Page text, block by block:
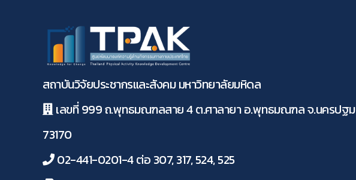
สถาบันวิจัยประชากรและสังคม มหาวิทยาลัยมหิดล
เลขที่ 999 ถ.พุทธมณฑลสาย 4 ต.ศาลายา อ.พุทธมณฑล จ.นครปฐม
73170
02-441-0201-4 ต่อ 307, 317, 524, 525